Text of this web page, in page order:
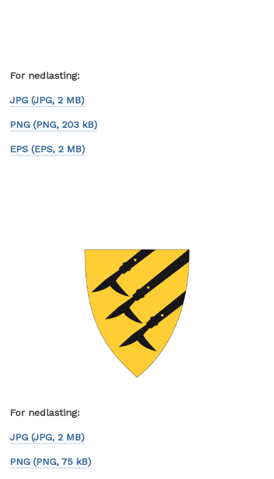
For nedlasting:
JPG (JPG, 2 MB)
PNG (PNG, 203 kB)
EPS (EPS, 2 MB)
For nedlasting:
JPG (JPG, 2 MB)
PNG (PNG, 75 kB)